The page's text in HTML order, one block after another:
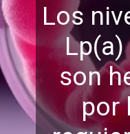
Los
son
por